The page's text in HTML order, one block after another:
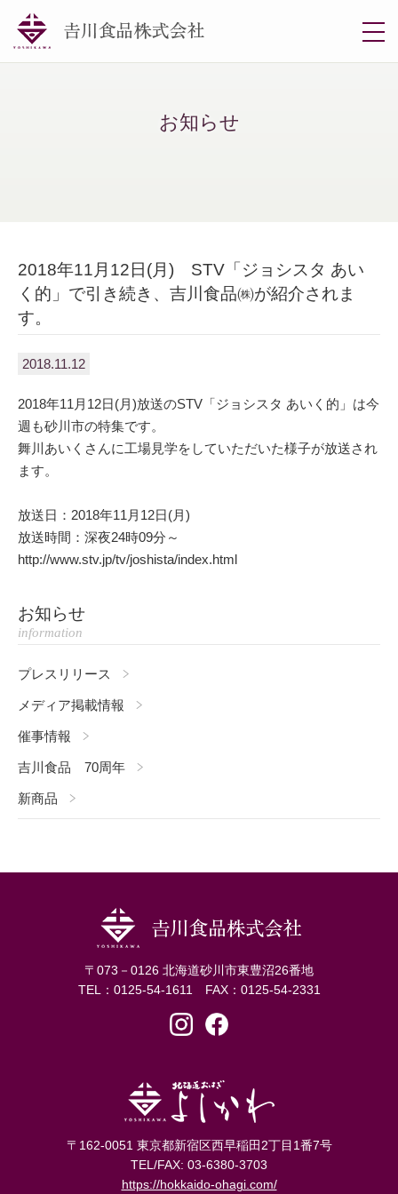
お知らせ
お知らせ
information
プレスリリース
メディア掲載情報
催事情報
吉川食品 70周年
新商品
2018年11月12日(月) STV「ジョシスタ あい
く的」で引き続き、吉川食品㈱が紹介されま
す。
2018.11.12
2018年11月12日(月)放送のSTV「ジョシスタ あいく的」は今
週も砂川市の特集です。
舞川あいくさんに工場見学をしていただいた様子が放送され
ます。
放送日：2018年11月12日(月)
放送時間：深夜24時09分～
http://www.stv.jp/tv/joshista/index.html
〒073－0126 北海道砂川市東豊沼26番地
TEL：0125-54-1611 FAX：0125-54-2331
〒162-0051 東京都新宿区西早稲田2丁目1番7号
TEL/FAX: 03-6380-3703
https://hokkaido-ohagi.com/